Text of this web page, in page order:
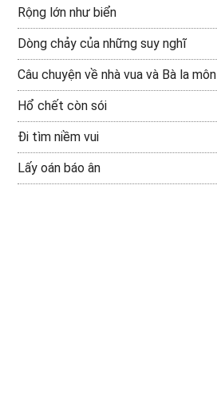
Rộng lớn như biển
Dòng chảy của những suy nghĩ
Câu chuyện về nhà vua và Bà la môn
Hổ chết còn sói
Đi tìm niềm vui
Lấy oán báo ân